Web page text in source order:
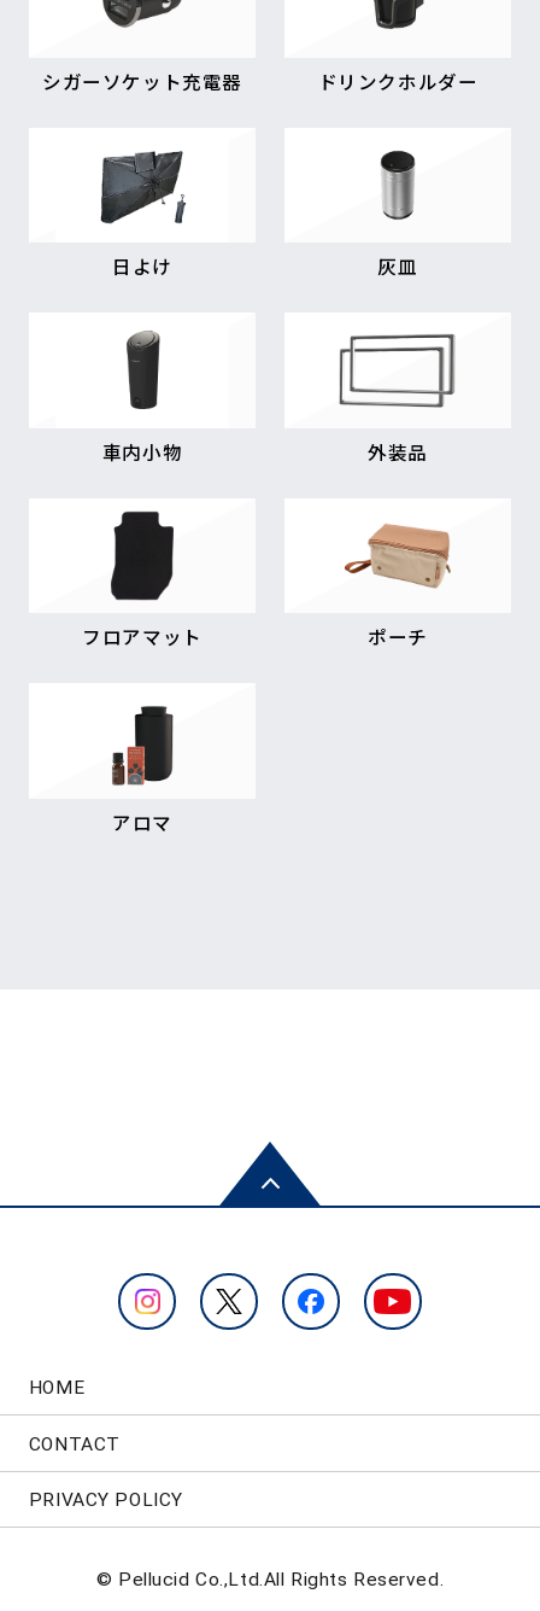
シガーソケット充電器 ドリンクホルダー
日よけ 灰皿
車内小物 外装品
フロアマット ポーチ
アロマ
HOME
CONTACT
PRIVACY POLICY
© Pellucid Co.,Ltd.All Rights Reserved.